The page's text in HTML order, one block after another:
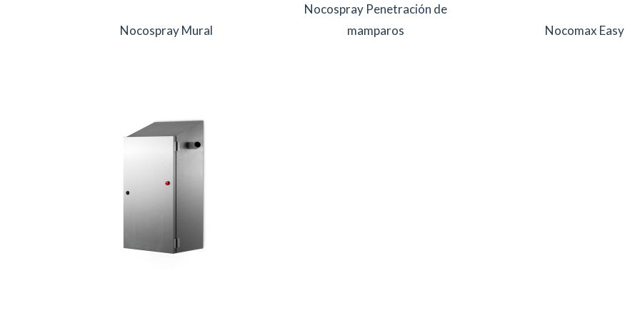
Nocospray Mural
Nocospray Penetración de
mamparos
Nocomax Easy